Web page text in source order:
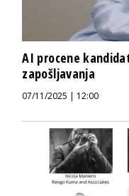
AI procene
zapošljavanja
07/11/2025 | 12:00